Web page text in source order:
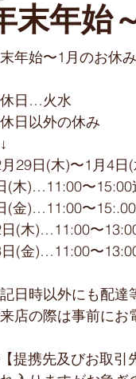
末年始
年始〜1月のお休
日…火水
日以外の休み
月29日(木)〜1月4
(木)…11:00〜15:00
(金)…11:00〜
日(木)…11:00〜
日(金)…11:00〜
日時以外にも配達
店の際は事前にお
提携先及びお取引